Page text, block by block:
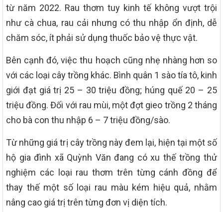
từ năm 2022. Rau thơm tuy kinh tế không vượt trội
như cà chua, rau cải nhưng có thu nhập ổn định, dễ
chăm sóc, ít phải sử dụng thuốc bảo vệ thực vật.
Bên cạnh đó, việc thu hoạch cũng nhẹ nhàng hơn so
với các loại cây trồng khác. Bình quân 1 sào tía tô, kinh
giới đạt giá trị 25 – 30 triệu đồng; húng quế 20 – 25
triệu đồng. Đối với rau mùi, một đợt gieo trồng 2 tháng
cho bà con thu nhập 6 – 7 triệu đồng/sào.
Từ những giá trị cây trồng này đem lại, hiện tại một số
hộ gia đình xã Quỳnh Văn đang có xu thế trồng thử
nghiệm các loại rau thơm trên từng cánh đồng để
thay thế một số loại rau màu kém hiệu quả, nhằm
nâng cao giá trị trên từng đơn vị diện tích.